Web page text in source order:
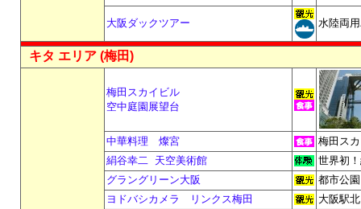
大阪ダックツアー 水陸両
キタ エリア (梅田)
梅田スカイビル
空中庭園展望台
中華料理 燦宮
梅田ス
絹谷幸二 天空美術館
世界初
グラングリーン大阪
都市公
ヨドバシカメラ リンクス梅田
大阪駅